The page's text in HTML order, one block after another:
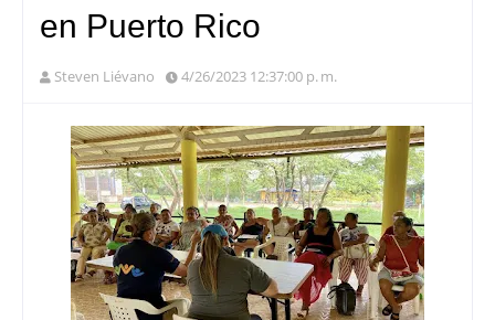
en Puerto Rico
Steven Liévano 4/26/2023 12:37:00 p. m.